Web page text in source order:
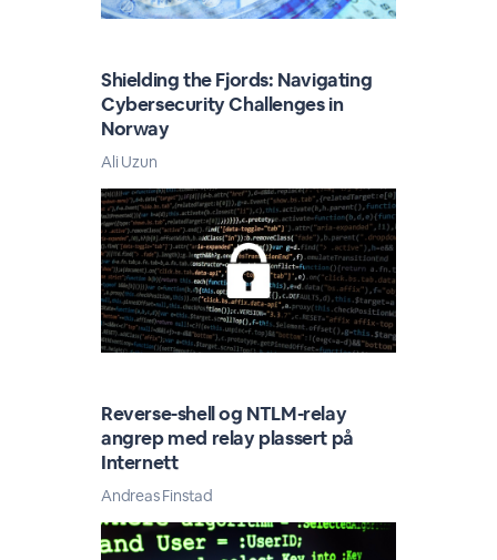
Shielding the Fjords: Navigating
Cybersecurity Challenges in
Norway
Ali Uzun
Reverse-shell og NTLM-relay
angrep med relay plassert på
Internett
Andreas Finstad